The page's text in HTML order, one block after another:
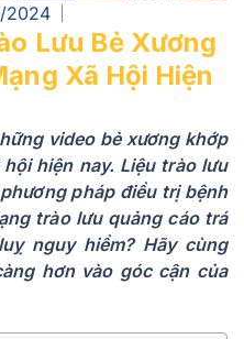
2024
Lưu Bẻ Xương
Xã Hội Hiện
video bẻ xương khớp
hiện nay. Liệu trào lưu
pháp điều trị bệnh
trào lưu quảng cáo trá
nguy hiểm? Hãy cùng
hơn vào góc cận của